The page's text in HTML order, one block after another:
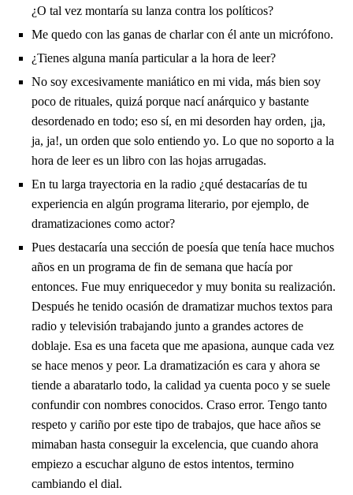
¿O tal vez montaría su lanza contra los políticos?
Me quedo con las ganas de charlar con él ante un micrófono.
¿Tienes alguna manía particular a la hora de leer?
No soy excesivamente maniático en mi vida, más bien soy
poco de rituales, quizá porque nací anárquico y bastante
desordenado en todo; eso sí, en mi desorden hay orden, ¡ja,
ja, ja!, un orden que solo entiendo yo. Lo que no soporto a la
hora de leer es un libro con las hojas arrugadas.
En tu larga trayectoria en la radio ¿qué destacarías de tu
experiencia en algún programa literario, por ejemplo, de
dramatizaciones como actor?
Pues destacaría una sección de poesía que tenía hace muchos
años en un programa de fin de semana que hacía por
entonces. Fue muy enriquecedor y muy bonita su realización.
Después he tenido ocasión de dramatizar muchos textos para
radio y televisión trabajando junto a grandes actores de
doblaje. Esa es una faceta que me apasiona, aunque cada vez
se hace menos y peor. La dramatización es cara y ahora se
tiende a abaratarlo todo, la calidad ya cuenta poco y se suele
confundir con nombres conocidos. Craso error. Tengo tanto
respeto y cariño por este tipo de trabajos, que hace años se
mimaban hasta conseguir la excelencia, que cuando ahora
empiezo a escuchar alguno de estos intentos, termino
cambiando el dial.